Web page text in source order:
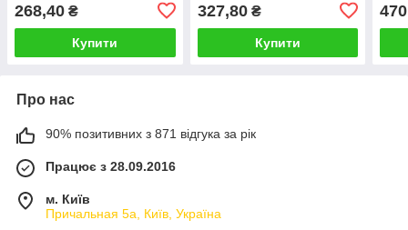
268,40 ₴
Купити
327,80₴
Купити
Про нас
90% позитивних з 871 відгука за рік
Працює з 28.09.2016
м. Київ
Причальная 5а, Київ, Україна